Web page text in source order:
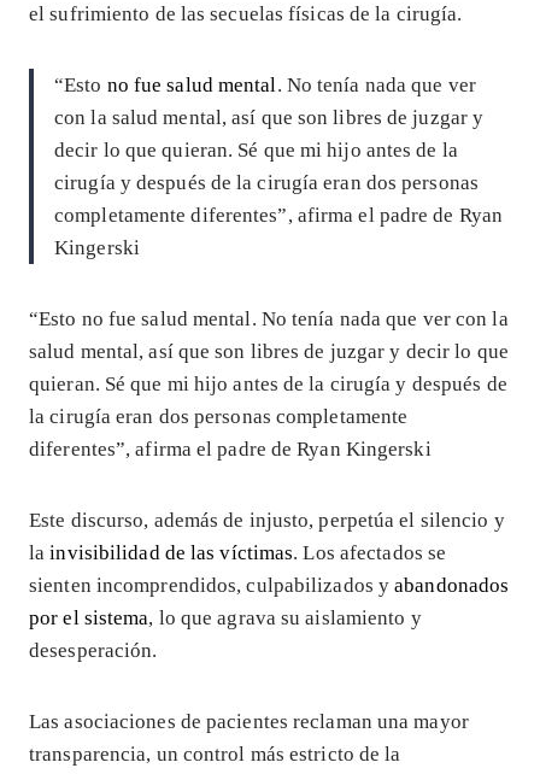
el sufrimiento de las secuelas físicas de la cirugía.
“Esto no fue salud mental . No tenía nada que ver
con la salud mental, así que son libres de juzgar y
decir lo que quieran. Sé que mi hijo antes de la
cirugía y después de la cirugía eran dos personas
completamente diferentes”, afirma el padre de Ryan
Kingerski
“Esto no fue salud mental. No tenía nada que ver con la
salud mental, así que son libres de juzgar y decir lo que
quieran. Sé que mi hijo antes de la cirugía y después de
la cirugía eran dos personas completamente
diferentes”, afirma el padre de Ryan Kingerski
Este discurso, además de injusto, perpetúa el silencio y
lainvisibilidad de las víctimas. Los afectados se
sienten incomprendidos, culpabilizados yabandonados
por el sistema, lo que agrava su aislamiento y
desesperación.
Las asociaciones de pacientes reclaman una mayor
transparencia, un control más estricto de la